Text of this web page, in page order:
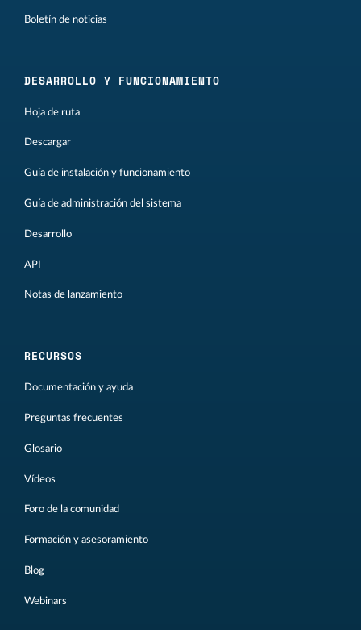
Boletín de noticias
DESARROLLO Y FUNCIONAMIENTO
Hoja de ruta
Descargar
Guía de instalación y funcionamiento
Guía de administración del sistema
Desarrollo
API
Notas de lanzamiento
RECURSOS
Documentación y ayuda
Preguntas frecuentes
Glosario
Vídeos
Foro de la comunidad
Formación y asesoramiento
Blog
Webinars